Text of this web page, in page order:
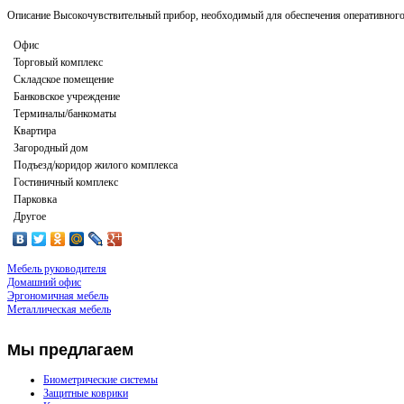
Описание Высокочувствительный прибор, необходимый для обеспечения
Офис
Торговый комплекс
Складское помещение
Банковское учреждение
Терминалы/банкоматы
Квартира
Загородный дом
Подъезд/коридор жилого комплекса
Гостиничный комплекс
Парковка
Другое
Мебель руководителя
Домашний офис
Эргономичная мебель
Металлическая мебель
Мы предлагаем
Биометрические системы
Защитные коврики